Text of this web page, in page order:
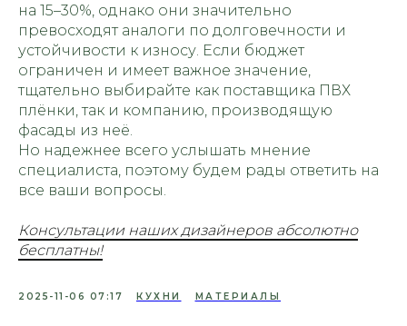
на 15–30%, однако они значительно
превосходят аналоги по долговечности и
устойчивости к износу. Если бюджет
ограничен и имеет важное значение,
тщательно выбирайте как поставщика ПВХ
плёнки, так и компанию, производящую
фасады из неё.
Но надежнее всего услышать мнение
специалиста, поэтому будем рады ответить на
все ваши вопросы.
Консультации наших дизайнеров абсолютно
бесплатны!
2025-11-06 07:17 КУХНИ МАТЕРИАЛЫ